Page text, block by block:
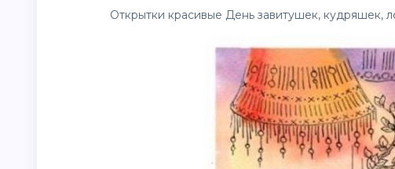
Открытки красивые День завитушек, кудряшек,